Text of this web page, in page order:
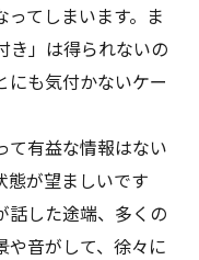
てしまいます。ま
き」は得られないの
にも気付かないケー
て有益な情報はない
態が望ましいです
話した途端、多くの
や音がして、徐々に